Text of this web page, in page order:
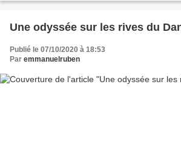
Une odyssée sur les rives du
Publié le 07/10/2020 à 18:53
Par emmanuelruben